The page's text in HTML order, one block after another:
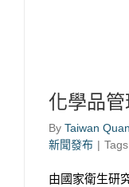
化學品
By Taiwan
新聞發布 |
由國家衛生研